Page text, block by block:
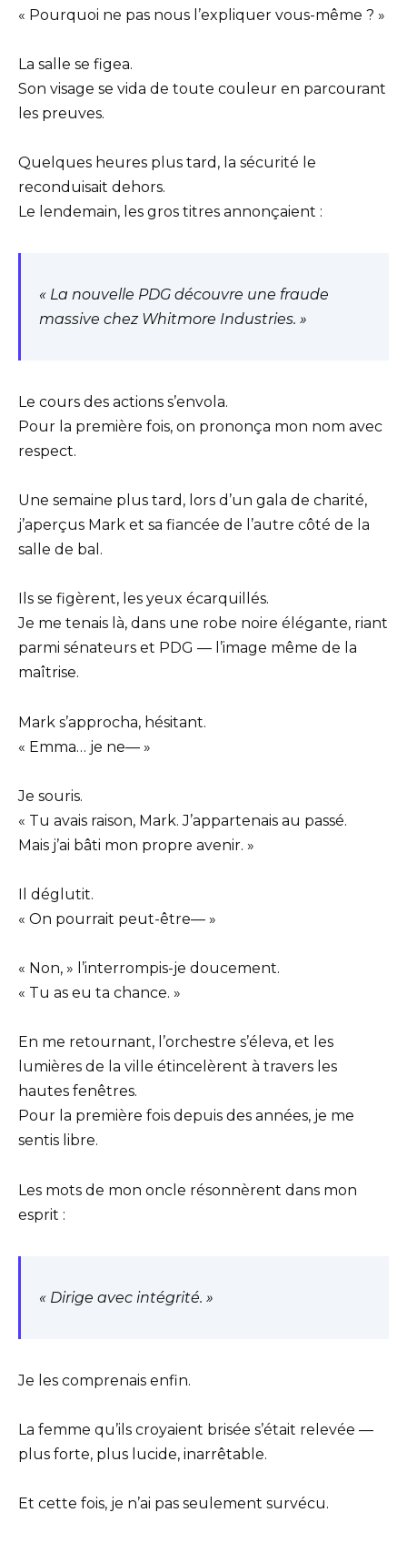
« Pourquoi ne pas nous l’expliquer vous-même ? »
La salle se figea.
Son visage se vida de toute couleur en parcourant
les preuves.
Quelques heures plus tard, la sécurité le
reconduisait dehors.
Le lendemain, les gros titres annonçaient :
« La nouvelle PDG découvre une fraude
massive chez Whitmore Industries. »
Le cours des actions s’envola.
Pour la première fois, on prononça mon nom avec
respect.
Une semaine plus tard, lors d’un gala de charité,
j’aperçus Mark et sa fiancée de l’autre côté de la
salle de bal.
Ils se figèrent, les yeux écarquillés.
Je me tenais là, dans une robe noire élégante, riant
parmi sénateurs et PDG — l’image même de la
maîtrise.
Mark s’approcha, hésitant.
« Emma… je ne— »
Je souris.
« Tu avais raison, Mark. J’appartenais au passé.
Mais j’ai bâti mon propre avenir. »
Il déglutit.
« On pourrait peut-être— »
« Non, » l’interrompis-je doucement.
« Tu as eu ta chance. »
En me retournant, l’orchestre s’éleva, et les
lumières de la ville étincelèrent à travers les
hautes fenêtres.
Pour la première fois depuis des années, je me
sentis libre.
Les mots de mon oncle résonnèrent dans mon
esprit :
« Dirige avec intégrité. »
Je les comprenais enfin.
La femme qu’ils croyaient brisée s’était relevée —
plus forte, plus lucide, inarrêtable.
Et cette fois, je n’ai pas seulement survécu.